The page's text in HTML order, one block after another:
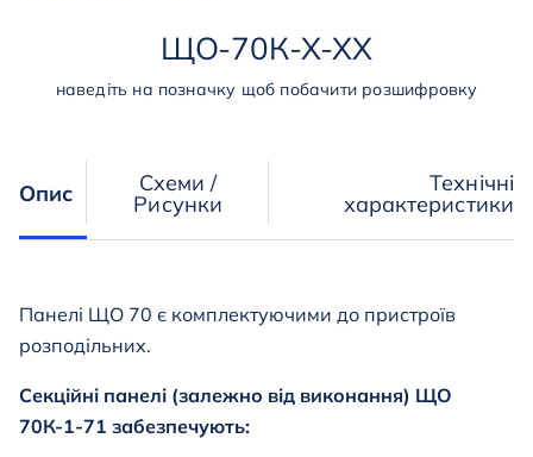
ЩО-70К-Х-ХХ
наведіть на позначку щоб побачити розшифровку
Опис Схеми /
Рисунки
Технічні
характеристики
Панелі ЩО 70 є комплектуючими до пристроїв
розподільних.
Секційні панелі (залежно від виконання) ЩО
70К-1-71 забезпечують: